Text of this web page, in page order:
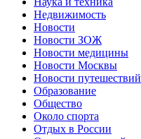
Недвижимость
Новости
Новости ЗОЖ
Новости медицины
Новости Москвы
Новости путешествий
Образование
Общество
Около спорта
Отдых в России